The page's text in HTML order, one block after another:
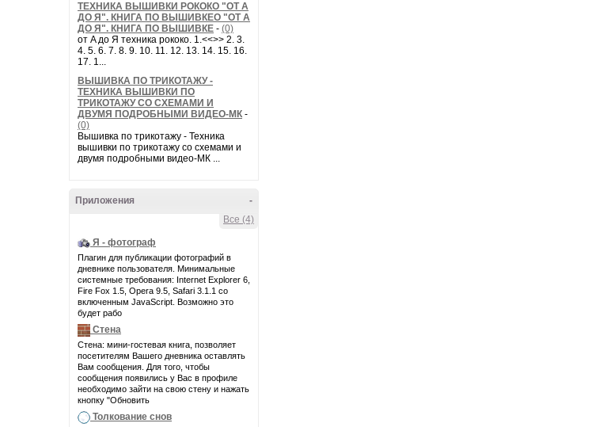
ТЕХНИКА ВЫШИВКИ РОКОКО "ОТ А
ДО Я". КНИГА ПО ВЫШИВКЕО "ОТ А
ДО Я". КНИГА ПО ВЫШИВКЕ - (0)
от A до Я техника рококо. 1.<<>> 2. 3.
4. 5. 6. 7. 8. 9. 10. 11. 12. 13. 14. 15. 16.
17. 1...
ВЫШИВКА ПО ТРИКОТАЖУ -
ТЕХНИКА ВЫШИВКИ ПО
ТРИКОТАЖУ СО СХЕМАМИ И
ДВУМЯ ПОДРОБНЫМИ ВИДЕО-МК -
(0)
Вышивка по трикотажу - Техника
вышивки по трикотажу со схемами и
двумя подробными видео-МК ...
-
Приложения
Все (4)
Я - фотограф
Плагин для публикации фотографий в
дневнике пользователя. Минимальные
системные требования: Internet Explorer 6,
Fire Fox 1.5, Opera 9.5, Safari 3.1.1 со
включенным JavaScript. Возможно это
будет рабо
Стена
Стена: мини-гостевая книга, позволяет
посетителям Вашего дневника оставлять
Вам сообщения. Для того, чтобы
сообщения появились у Вас в профиле
необходимо зайти на свою стену и нажать
кнопку "Обновить
Толкование снов